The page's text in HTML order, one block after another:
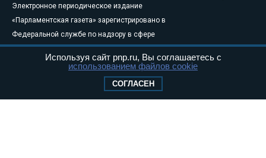
Электронное периодическое издание
«Парламентская газета» зарегистрировано в
Федеральной службе по надзору в сфере
связи, информационных технологий и
массовых коммуникаций (Роскомнадзор) 05
Свидетельство о регистрации Эл № ФС77-
Используя сайт pnp.ru, Вы соглашаетесь с
использованием файлов cookie
СОГЛАСЕН